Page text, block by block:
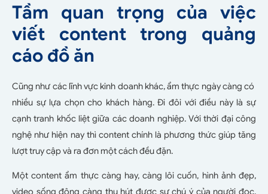
Tầm quan trọng của việc
viết content trong quảng
cáo đồ ăn
Cũng như các lĩnh vực kinh doanh khác, ẩm thực ngày càng có
nhiều sự lựa chọn cho khách hàng. Đi đôi với điều này là sự
cạnh tranh khốc liệt giữa các doanh nghiệp. Với thời đại công
nghệ như hiện nay thì content chính là phương thức giúp tăng
lượt truy cập và ra đơn một cách đều đặn.
Một content ẩm thực càng hay, càng lôi cuốn, hình ảnh đẹp,
video sống động càng thu hút được sự chú ý của người đọc.